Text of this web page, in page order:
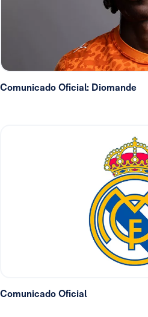
Comunicado Oficial: Diomande
Comunicado Oficial